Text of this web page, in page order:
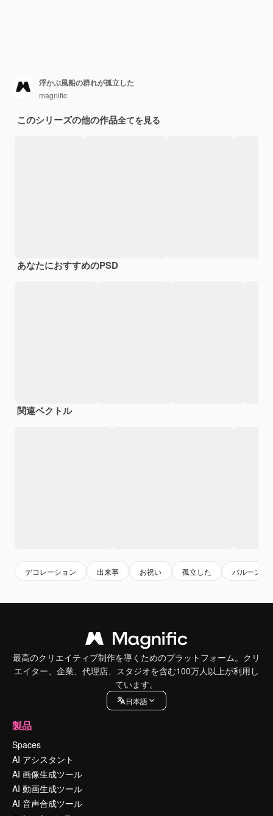
浮かぶ風船の群れが孤立した
magnific
このシリーズの他の作品全てを見る
あなたにおすすめのPSD
関連ベクトル
デコレーション 出来事 お祝い 孤立した バルーン
最高のクリエイティブ制作を導くためのプラットフォーム。クリ
エイター、企業、代理店、スタジオを含む100万人以上が利用し
ています。
日本語
製品
Spaces
AI アシスタント
AI 画像生成ツール
AI 動画生成ツール
AI 音声合成ツール